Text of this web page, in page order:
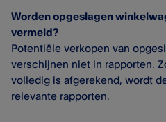
Worden opgeslagen
vermeld?
Potentiële verkopen van
verschijnen niet in rapporten.
volledig is afgerekend, wordt
relevante rapporten.